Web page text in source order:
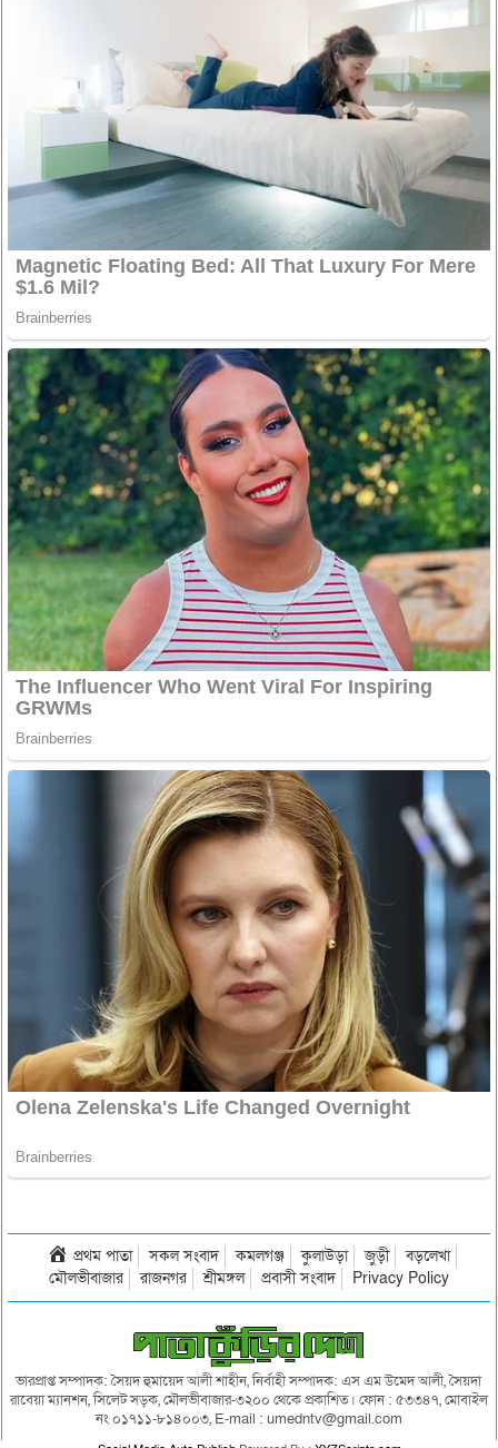
প্রথম পাতা সকল সংবাদ কমলগঞ্জ কুলাউড়া জুড়ী
বড়লেখা
মৌলভীবাজার
রাজনগর শ্রীমঙ্গল প্রবাসী সংবাদ Privacy Policy
ভারপ্রাপ্ত সম্পাদক: সৈয়দ হুমায়েদ আলী শাহীন, নির্বাহী সম্পাদক: এস এম উমেদ আলী, সৈয়দা
রাবেয়া ম্যানশন, সিলেট সড়ক, মৌলভীবাজার-৩২০০ থেকে প্রকাশিত। ফোন : ৫৩৩৪৭, মোবাইল
নং ০১৭১১-৮১৪০০৩, E-mail : umedntv@gmail.com